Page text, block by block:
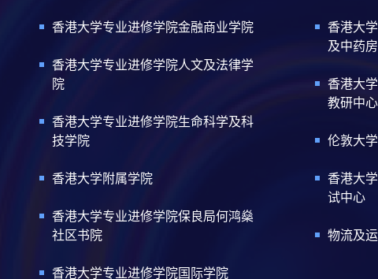
香港大学专业进修学院金融商业学院
香港大学专业进修学院人文及法律学
院
香港大学专业进修学院生命科学及科
技学院
香港大学附属学院
香港大学专业进修学院保良局何鸿燊
社区书院
香港大学专业进修学院国际学院
香港大
及中药房
香港大
教研中心
伦敦大
香港大
试中心
物流及